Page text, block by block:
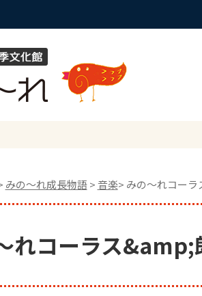
みの〜れ成長物語>音楽> みの～れコー
れコーラス